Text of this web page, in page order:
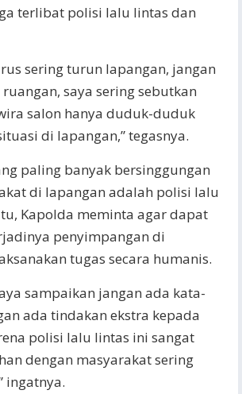
terlibat polisi lalu lintas dan
sering turun lapangan, jangan
saya sering sebutkan
salon hanya duduk-duduk
di lapangan,” tegasnya.
paling banyak bersinggungan
di lapangan adalah polisi lalu
Kapolda meminta agar dapat
penyimpangan di
tugas secara humanis.
sampaikan jangan ada kata-
ada tindakan ekstra kepada
polisi lalu lintas ini sangat
dengan masyarakat sering
ingatnya.